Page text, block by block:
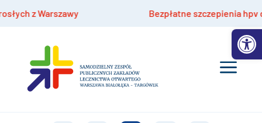
Bezpłatne szczepienia hpv dla dzieci 9-14 lat